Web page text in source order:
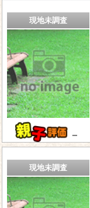
現地未調査
－
現地未調査